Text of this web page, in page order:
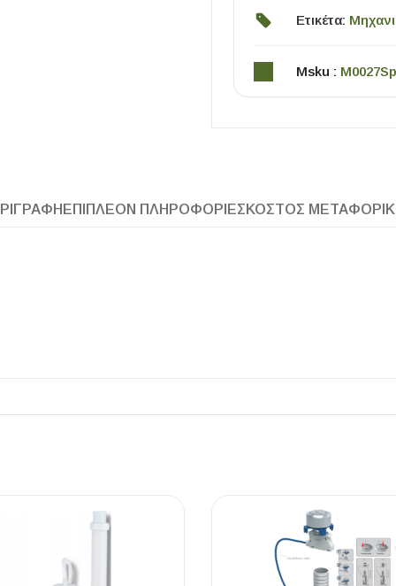
Ετικέτα:
Msku :
ΕΠΙΠΛΈΟΝ ΠΛΗΡΟΦΟΡΊΕΣ ΚΌΣΤΟΣ